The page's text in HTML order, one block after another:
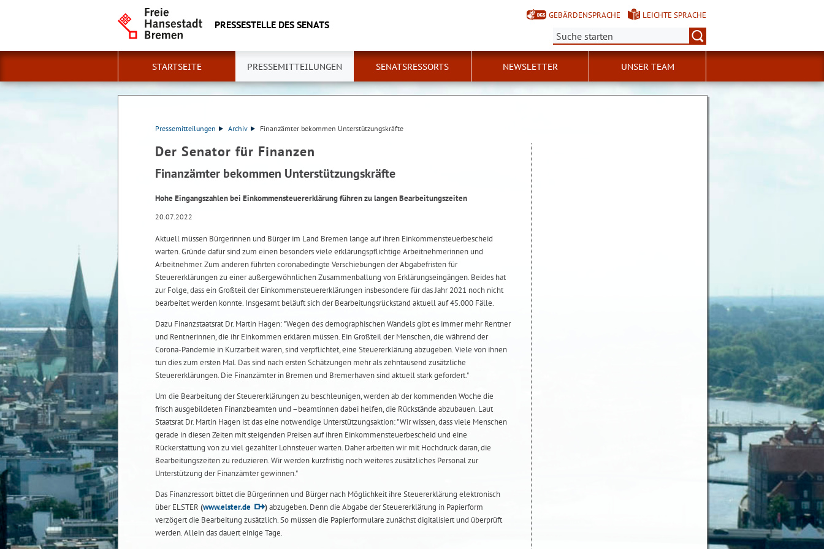
PRESSESTELLE DES SENATS
GEBÄRDENSPRACHE
LEICHTE SPRACHE
Suche:
STARTSEITE PRESSEMITTEILUNGEN SENATSRESSORTS NEWSLETTER UNSER TEAM
Pressemitteilungen Archiv Finanzämter bekommen Unterstützungskräfte
Der Senator für Finanzen
Finanzämter bekommen Unterstützungskräfte
Hohe Eingangszahlen bei Einkommensteuererklärung führen zu langen Bearbeitungszeiten
20.07.2022
Aktuell müssen Bürgerinnen und Bürger im Land Bremen lange auf ihren Einkommensteuerbescheid
warten. Gründe dafür sind zum einen besonders viele erklärungspflichtige Arbeitnehmerinnen und
Arbeitnehmer. Zum anderen führten coronabedingte Verschiebungen der Abgabefristen für
Steuererklärungen zu einer außergewöhnlichen Zusammenballung von Erklärungseingängen. Beides hat
zur Folge, dass ein Großteil der Einkommensteuererklärungen insbesondere für das Jahr 2021 noch nicht
bearbeitet werden konnte. Insgesamt beläuft sich der Bearbeitungsrückstand aktuell auf 45.000 Fälle.
Dazu Finanzstaatsrat Dr. Martin Hagen: "Wegen des demographischen Wandels gibt es immer mehr Rentner
und Rentnerinnen, die ihr Einkommen erklären müssen. Ein Großteil der Menschen, die während der
Corona-Pandemie in Kurzarbeit waren, sind verpflichtet, eine Steuererklärung abzugeben. Viele von ihnen
tun dies zum ersten Mal. Das sind nach ersten Schätzungen mehr als zehntausend zusätzliche
Steuererklärungen. Die Finanzämter in Bremen und Bremerhaven sind aktuell stark gefordert."
Um die Bearbeitung der Steuererklärungen zu beschleunigen, werden ab der kommenden Woche die
frisch ausgebildeten Finanzbeamten und –beamtinnen dabei helfen, die Rückstände abzubauen. Laut
Staatsrat Dr. Martin Hagen ist das eine notwendige Unterstützungsaktion: "Wir wissen, dass viele Menschen
gerade in diesen Zeiten mit steigenden Preisen auf ihren Einkommensteuerbescheid und eine
Rückerstattung von zu viel gezahlter Lohnsteuer warten. Daher arbeiten wir mit Hochdruck daran, die
Bearbeitungszeiten zu reduzieren. Wir werden kurzfristig noch weiteres zusätzliches Personal zur
Unterstützung der Finanzämter gewinnen."
Das Finanzressort bittet die Bürgerinnen und Bürger nach Möglichkeit ihre Steuererklärung elektronisch
über ELSTER (www.elster.de )abzugeben. Denn die Abgabe der Steuererklärung in Papierform
verzögert die Bearbeitung zusätzlich. So müssen die Papierformulare zunächst digitalisiert und überprüft
werden. Allein das dauert einige Tage.